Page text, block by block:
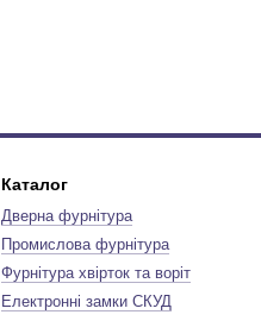
Каталог
Дверна фурнітура
Промислова фурнітура
Фурнітура хвірток та воріт
Електронні замки СКУД